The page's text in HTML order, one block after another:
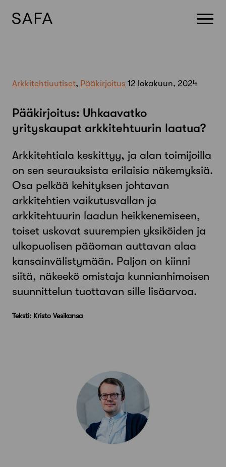
Arkkitehtiuutiset, Pääkirjoitus 12 lokakuun, 2024
Pääkirjoitus: Uhkaavatko
yrityskaupat arkkitehtuurin laatua?
Arkkitehtiala keskittyy, ja alan toimijoilla
on sen seurauksista erilaisia näkemyksiä.
Osa pelkää kehityksen johtavan
arkkitehtien vaikutusvallan ja
arkkitehtuurin laadun heikkenemiseen,
toiset uskovat suurempien yksiköiden ja
ulkopuolisen pääoman auttavan alaa
kansainvälistymään. Paljon on kiinni
siitä, näkeekö omistaja kunnianhimoisen
suunnittelun tuottavan sille lisäarvoa.
Teksti: Kristo Vesikansa